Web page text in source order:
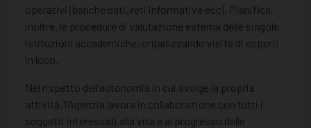
operativi (banche dati, reti informative ecc). Pianifica,
inoltre, le procedure di valutazione esterna delle singole
istituzioni accademiche, organizzando visite di esperti
in loco.
Nel rispetto dell’autonomia in cui svolge la propria
attività, l’Agenzia lavora in collaborazione con tutti i
soggetti interessati alla vita e al progresso delle